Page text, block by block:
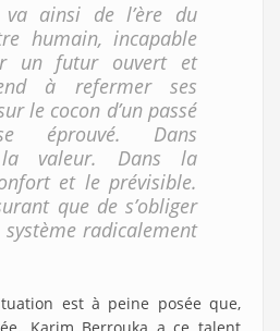
ainsi de l’ère du
humain, incapable
un futur ouvert et
à refermer ses
le cocon d’un passé
éprouvé. Dans
la valeur. Dans la
et le prévisible.
que de s’obliger
radicalement
est à peine posée que,